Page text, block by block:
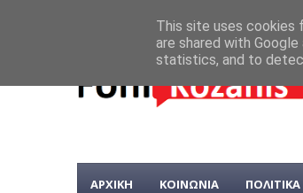
ΑΡΧΙΚΗ ΚΟΙΝΩΝΙΑ ΠΟΛΙΤΙΚΑ
This site uses cookies
are shared with
statistics, and to